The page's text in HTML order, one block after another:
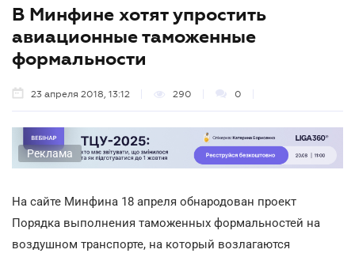
В Минфине хотят упростить
авиационные таможенные
формальности
23 апреля 2018, 13:12 290 0
Реклама
На сайте Минфина 18 апреля обнародован проект
Порядка выполнения таможенных формальностей на
воздушном транспорте, на который возлагаются